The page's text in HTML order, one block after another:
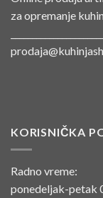
za opremanje
KORISNIČKA
Radno vreme:
ponedeljak-petak